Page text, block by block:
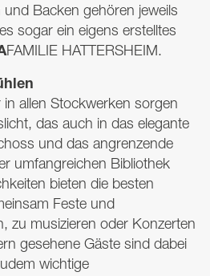
Backen gehören jeweils
sogar ein eigens erstelltes
FAMILIE HATTERSHEIM.
allen Stockwerken sorgen
das auch in das elegante
und das angrenzende
umfangreichen Bibliothek
bieten die besten
Feste und
zu musizieren oder Konzerten
gesehene Gäste sind dabei
wichtige